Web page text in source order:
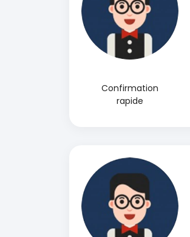
Confirmation
rapide